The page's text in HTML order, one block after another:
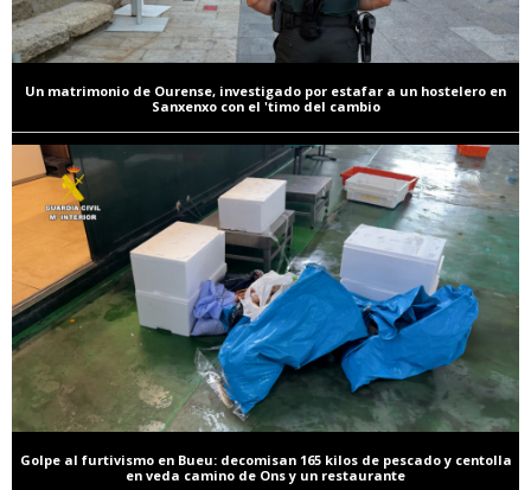
Un matrimonio de Ourense, investigado por estafar a un hostelero en
Sanxenxo con el 'timo del cambio
Golpe al furtivismo en Bueu: decomisan 165 kilos de pescado y centolla
en veda camino de Ons y un restaurante